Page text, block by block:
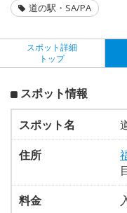
道の駅・SA/PA
スポット詳細
トップ
スポット情報
スポット名
住所
料金